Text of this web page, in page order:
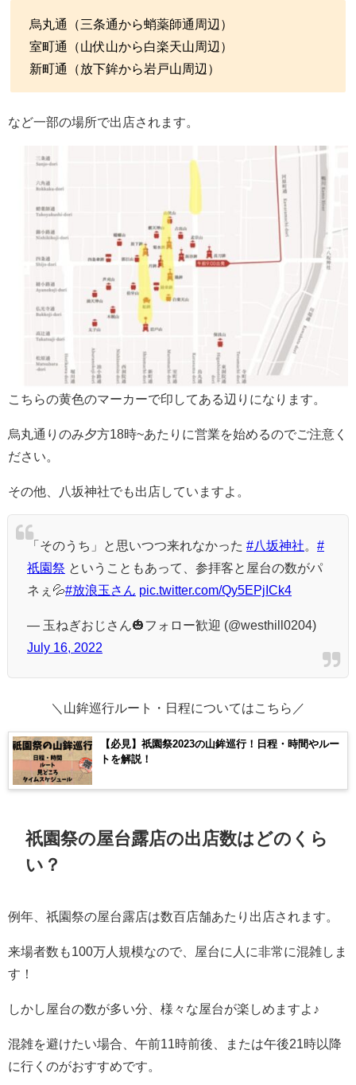
烏丸通（三条通から蛸薬師通周辺）
室町通（山伏山から白楽天山周辺）
新町通（放下鉾から岩戸山周辺）
など一部の場所で出店されます。
こちらの黄色のマーカーで印してある辺りになります。
烏丸通りのみ夕方18時~あたりに営業を始めるのでご注意く
ださい。
その他、八坂神社でも出店していますよ。
「そのうち」と思いつつ来れなかった #八坂神社
#
祇園祭 ということもあって、参拝客と屋台の数がパ
ネぇ💦#放浪玉さん pic.twitter.com/Qy5EPjICk4
— 玉ねぎおじさん🎃フォロー歓迎 (@westhill0204)
July 16, 2022
＼山鉾巡行ルート・日程についてはこちら／
【必見】祇園祭2023の山鉾巡行！日程・時間やルー
トを解説！
祇園祭の屋台露店の出店数はどのくら
い？
例年、祇園祭の屋台露店は数百店舗あたり出店されます。
来場者数も100万人規模なので、屋台に人に非常に混雑しま
す！
しかし屋台の数が多い分、様々な屋台が楽しめますよ♪
混雑を避けたい場合、午前11時前後、または午後21時以降
に行くのがおすすめです。